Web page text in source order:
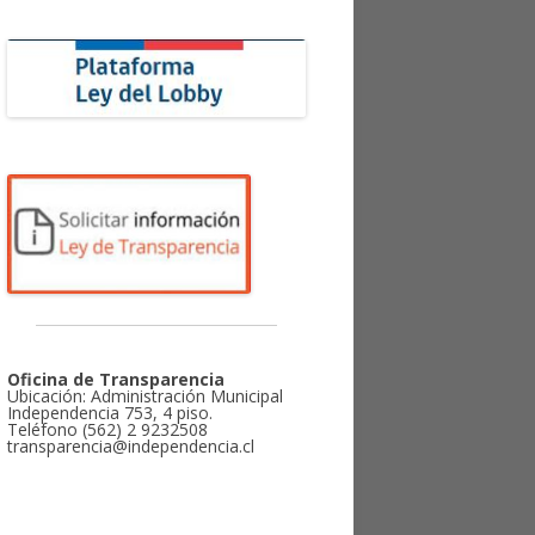
Oficina de Transparencia
Ubicación: Administración Municipal
Independencia 753, 4 piso.
Teléfono (562) 2 9232508
transparencia@independencia.cl